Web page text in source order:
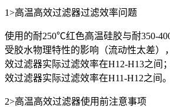
1>高温高效过滤器过滤效率问题
使用的耐250℃红色高温硅胶与耐350-
受胶水物理特性的影响（流动性太差）
效过滤器实际过滤效率在H12-H13之间
效过滤器实际过滤效率在H11-H12之间。
2>高温高效过滤器使用前注意事项